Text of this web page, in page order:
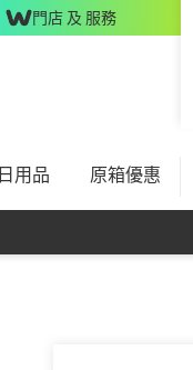
門店 及 服務
日用品 原箱優惠